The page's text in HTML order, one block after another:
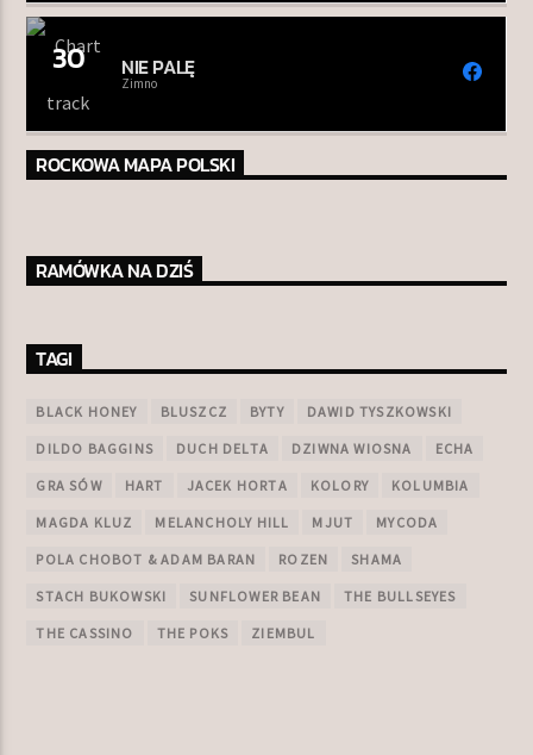
30 NIE PALĘ
Zimno
ROCKOWA MAPA POLSKI
RAMÓWKA NA DZIŚ
TAGI
BLACK HONEY BLUSZCZ BYTY DAWID TYSZKOWSKI
DILDO BAGGINS DUCH DELTA DZIWNA WIOSNA ECHA
GRA SÓW HART JACEK HORTA KOLORY KOLUMBIA
MAGDA KLUZ MELANCHOLY HILL MJUT MYCODA
POLA CHOBOT & ADAM BARAN ROZEN SHAMA
STACH BUKOWSKI SUNFLOWER BEAN THE BULLSEYES
THE CASSINO THE POKS ZIEMBUL